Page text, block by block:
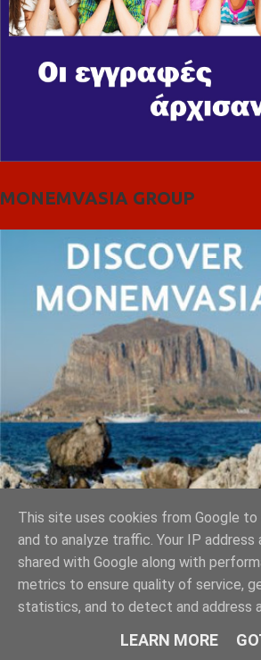
MONEMVASIA GROUP
IATRIKOS.gr
Φόρτωση...
This site uses cookies from Google
and to analyze traffic. Your IP address
shared with Google along with
metrics to ensure quality of service,
statistics, and to detect and address
LEARN MORE